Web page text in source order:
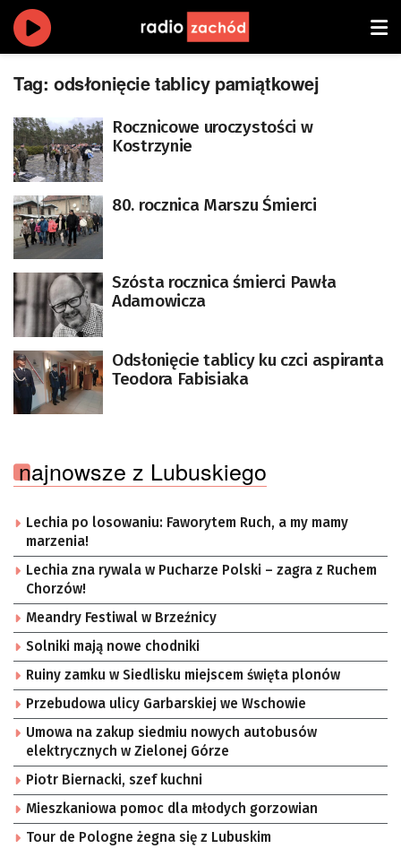
Tag: odsłonięcie tablicy pamiątkowej
Rocznicowe uroczystości w
Kostrzynie
80. rocznica Marszu Śmierci
Szósta rocznica śmierci Pawła
Adamowicza
Odsłonięcie tablicy ku czci aspiranta
Teodora Fabisiaka
najnowsze z Lubuskiego
Lechia po losowaniu: Faworytem Ruch, a my mamy
marzenia!
Lechia zna rywala w Pucharze Polski – zagra z Ruchem
Chorzów!
Meandry Festiwal w Brzeźnicy
Solniki mają nowe chodniki
Ruiny zamku w Siedlisku miejscem święta plonów
Przebudowa ulicy Garbarskiej we Wschowie
Umowa na zakup siedmiu nowych autobusów
elektrycznych w Zielonej Górze
Piotr Biernacki, szef kuchni
Mieszkaniowa pomoc dla młodych gorzowian
Tour de Pologne żegna się z Lubuskim